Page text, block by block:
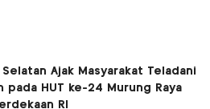
Ajak Masyarakat Teladani
pada HUT ke-24 Murung Raya
RI